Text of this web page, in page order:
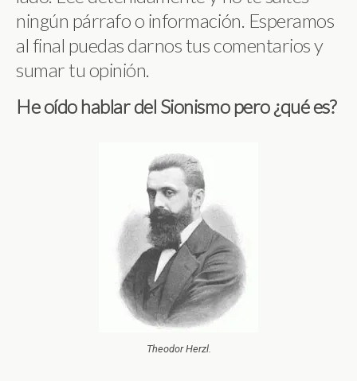
ningún párrafo o información. Esperamos
al final puedas darnos tus comentarios y
sumar tu opinión.
He oído hablar del Sionismo pero ¿qué es?
Theodor Herzl.